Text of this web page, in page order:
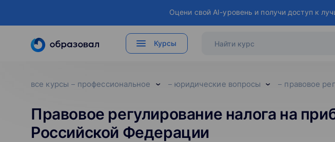
Оцени свой AI-уровень и получи доступ к
Курсы
все курсы профессиональное юридические вопросы правовое
Правовое регулирование налога на
Российской Федерации